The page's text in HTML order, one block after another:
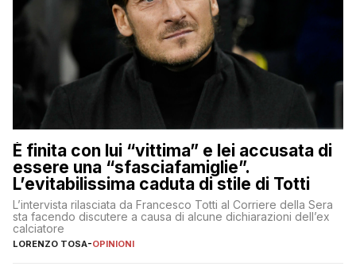
È finita con lui “vittima” e lei accusata di
essere una “sfasciafamiglie”.
L’evitabilissima caduta di stile di Totti
L’intervista rilasciata da Francesco Totti al Corriere della Sera
sta facendo discutere a causa di alcune dichiarazioni dell’ex
calciatore
LORENZO TOSA-OPINIONI